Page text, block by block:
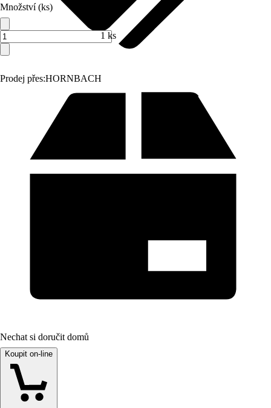
Prodej přes:HORNBACH
Množství (ks)
1 ks
Nechat si doručit domů
Koupit on-line